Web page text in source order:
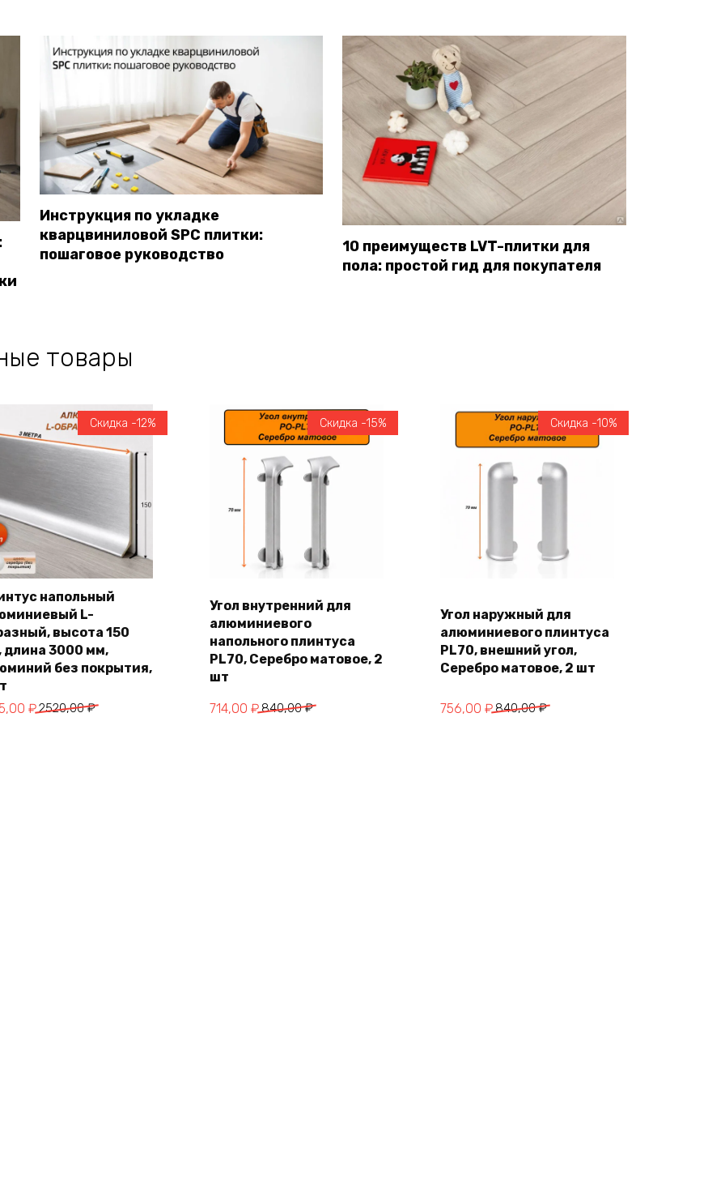
Инструкция по укладке
кварцвиниловой SPC плитки:
пошаговое руководство
10 преимуществ LVT-плитки для
пола: простой гид для покупателя
товары
В корзину
Скидка -12%
напольный
L-
высота 150
длина 3000 мм,
без покрытия,
2520,00₽
₽
В корзину
Скидка -15%
Угол внутренний для
алюминиевого
напольного плинтуса
PL70, Серебро матовое, 2
шт
840,00₽
Первоначальная
714,00 ₽
Текущая
В корзину
Скидка -10%
Угол наружный для
алюминиевого плинтуса
PL70, внешний угол,
Серебро матовое, 2 шт
840,00₽
Первоначальная
756,00 ₽
Текущая